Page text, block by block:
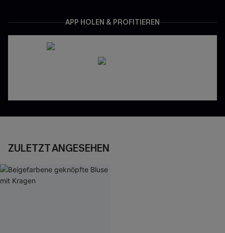
APP HOLEN & PROFITIEREN
ZULETZT ANGESEHEN